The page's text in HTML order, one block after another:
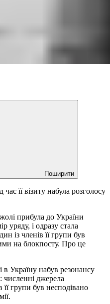
Поширити
її візиту набула розголосу
прибула до України
уряду, і одразу стала
із членів її групи був
на блокпосту. Про це
Україну набув резонансу
численні джерела
групи був несподівано